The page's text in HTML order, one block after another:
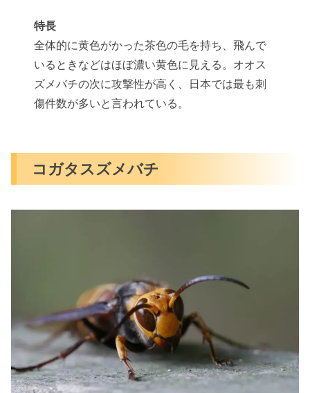
特長
全体的に黄色がかった茶色の毛を持ち、飛んで
いるときなどはほぼ濃い黄色に見える。オオス
ズメバチの次に攻撃性が高く、日本では最も刺
傷件数が多いと言われている。
コガタスズメバチ